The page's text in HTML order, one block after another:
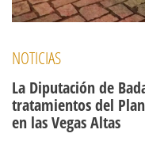
NOTICIAS
La Diputación de
tratamientos del
en las Vegas Altas